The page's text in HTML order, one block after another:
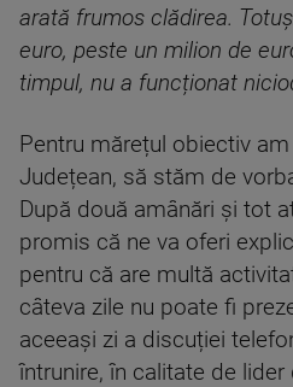
arată frumos clădirea.
euro, peste un milion de
timpul, nu a funcționat
Pentru mărețul obiectiv
Județean, să stăm de
După două amânări și tot
promis că ne va oferi
pentru că are multă
câteva zile nu poate fi
aceeași zi a discuției
întrunire, în calitate de